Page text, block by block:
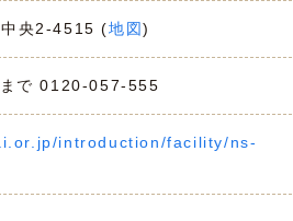
央2-4515 (地図)
まで 0120-057-555
introduction/facility/ns-